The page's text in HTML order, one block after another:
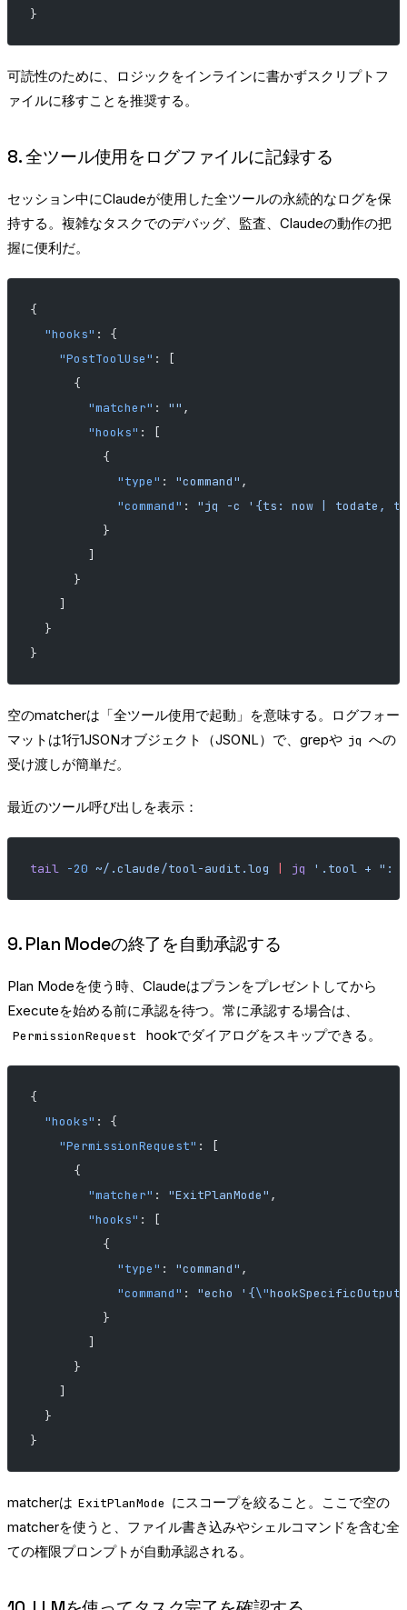
}
可読性のために、ロジックをインラインに書かずスクリプトフ
ァイルに移すことを推奨する。
8. 全ツール使用をログファイルに記録する
セッション中にClaudeが使用した全ツールの永続的なログを保
持する。複雑なタスクでのデバッグ、監査、Claudeの動作の把
握に便利だ。
{
  "hooks"
: {
    "PostToolUse"
: [
      {
        "matcher"
: "" ,
        "hooks"
: [
          {
            "type"
: "command" ,
            "command"
: "jq -c '{ts: now | todate,
          }
        ]
      }
    ]
  }
}
空のmatcherは「全ツール使用で起動」を意味する。ログフォー
マットは1行1JSONオブジェクト（JSONL）で、grepや jq への
受け渡しが簡単だ。
最近のツール呼び出しを表示：
tail -20 ~/.claude/tool-audit.log jq '.tool + ":
9. Plan Modeの終了を自動承認する
Plan Modeを使う時、Claudeはプランをプレゼントしてから
Executeを始める前に承認を待つ。常に承認する場合は、
PermissionRequest hookでダイアログをスキップできる。
{
  "hooks"
: {
    "PermissionRequest"
: [
      {
        "matcher"
: "ExitPlanMode" ,
        "hooks"
: [
          {
            "type"
: "command" ,
            "command"
: "echo '{\"hookSpecificOutput
          }
        ]
      }
    ]
  }
}
matcherは ExitPlanMode にスコープを絞ること。ここで空の
matcherを使うと、ファイル書き込みやシェルコマンドを含む全
ての権限プロンプトが自動承認される。